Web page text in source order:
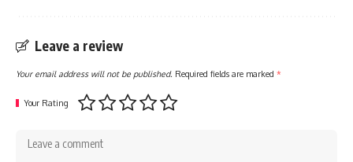
Leave a review
Your email address will not be published. Required fields are marked *
Your Rating